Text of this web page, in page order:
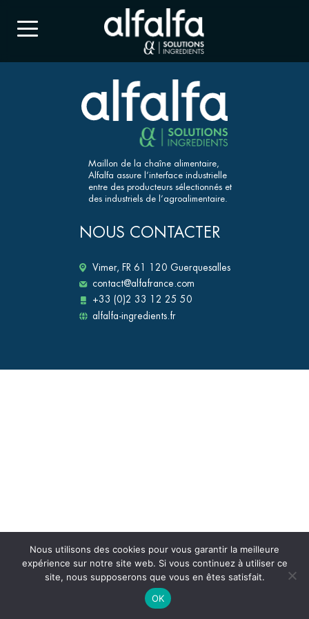
Maillon de la chaîne alimentaire,
Alfalfa assure l’interface industrielle
entre des producteurs sélectionnés et
des industriels de l’agroalimentaire.
NOUS CONTACTER
Vimer, FR 61 120 Guerquesalles
contact@alfafrance.com
+33 (0)2 33 12 25 50
alfalfa-ingredients.fr
Nous utilisons des cookies pour vous garantir la meilleure
expérience sur notre site web. Si vous continuez à utiliser ce
site, nous supposerons que vous en êtes satisfait.
OK